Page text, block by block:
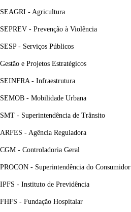
SEAGRI - Agricultura
SEPREV - Prevenção à Violência
SESP - Serviços Públicos
Gestão e Projetos Estratégicos
SEINFRA - Infraestrutura
SEMOB - Mobilidade Urbana
SMT - Superintendência de Trânsito
ARFES - Agência Reguladora
CGM - Controladoria Geral
PROCON - Superintendência do Consumidor
IPFS - Instituto de Previdência
FHFS - Fundação Hospitalar